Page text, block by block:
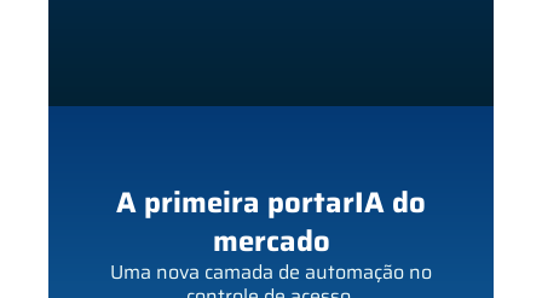
A primeira portarIA do
mercado
Uma nova camada de automação no